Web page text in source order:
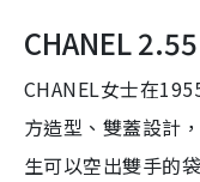
CHANEL
CHANEL女士在
方造型、雙蓋設計
生可以空出雙手的